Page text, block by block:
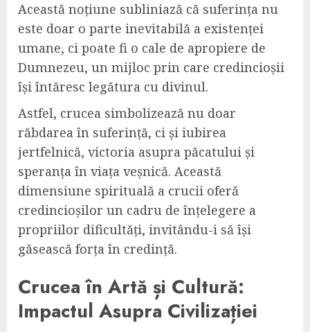
Această noțiune subliniază că suferința nu
este doar o parte inevitabilă a existenței
umane, ci poate fi o cale de apropiere de
Dumnezeu, un mijloc prin care credincioșii
își întăresc legătura cu divinul.
Astfel, crucea simbolizează nu doar
răbdarea în suferință, ci și iubirea
jertfelnică, victoria asupra păcatului și
speranța în viața veșnică. Această
dimensiune spirituală a crucii oferă
credincioșilor un cadru de înțelegere a
propriilor dificultăți, invitându-i să își
găsească forța în credință.
Crucea în Artă și Cultură:
Impactul Asupra Civilizației